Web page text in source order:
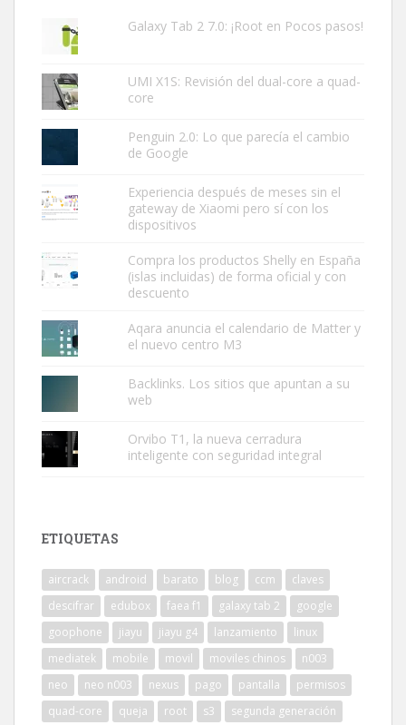
Galaxy Tab 2 7.0: ¡Root en Pocos pasos!
UMI X1S: Revisión del dual-core a quad-
core
Penguin 2.0: Lo que parecía el cambio
de Google
Experiencia después de meses sin el
gateway de Xiaomi pero sí con los
dispositivos
Compra los productos Shelly en España
(islas incluidas) de forma oficial y con
descuento
Aqara anuncia el calendario de Matter y
el nuevo centro M3
Backlinks. Los sitios que apuntan a su
web
Orvibo T1, la nueva cerradura
inteligente con seguridad integral
ETIQUETAS
aircrack android barato blog ccm
claves
descifrar
edubox faea f1 galaxy tab 2
google
goophone
jiayu jiayu g4 lanzamiento
linux
mediatek
mobile movil moviles chinos
n003
neo
neo n003 nexus pago pantalla
permisos
quad-core
queja root s3 segunda generación